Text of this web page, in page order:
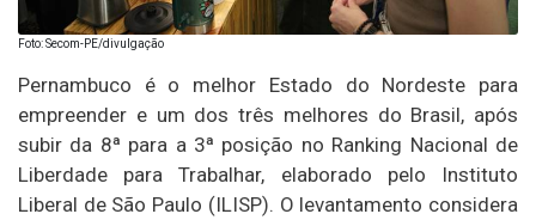
Foto: Secom-PE/divulgação
Pernambuco é o melhor Estado do Nordeste para
empreender e um dos três melhores do Brasil, após
subir da 8ª para a 3ª posição no Ranking Nacional de
Liberdade para Trabalhar, elaborado pelo Instituto
Liberal de São Paulo (ILISP). O levantamento considera